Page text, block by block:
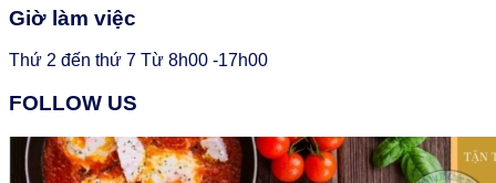
Giờ làm việc
Thứ 2 đến thứ 7 Từ 8h00 -17h00
FOLLOW US